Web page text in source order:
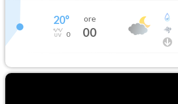
20°
0
ore
00